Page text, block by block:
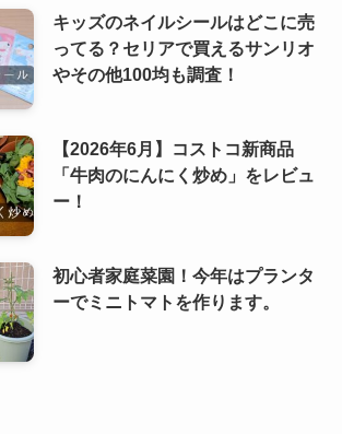
キッズのネイルシールはどこに売
ってる？セリアで買えるサンリオ
やその他100均も調査！
【2026年6月】コストコ新商品
「牛肉のにんにく炒め」をレビュ
ー！
初心者家庭菜園！今年はプランタ
ーでミニトマトを作ります。